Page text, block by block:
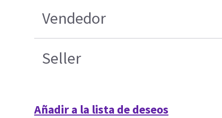
Vendedor
Seller
Añadir a la lista de deseos